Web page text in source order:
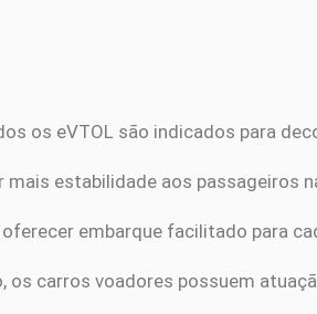
os eVTOL são indicados para
estabilidade aos passageiros
embarque facilitado para
carros voadores possuem